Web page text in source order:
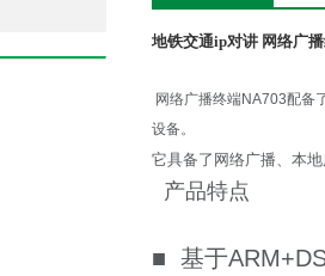
地铁交通ip对讲 网络广
网络广播终端NA703配备
设备。
它具备了网络广播、本
产品特点
■ 基于